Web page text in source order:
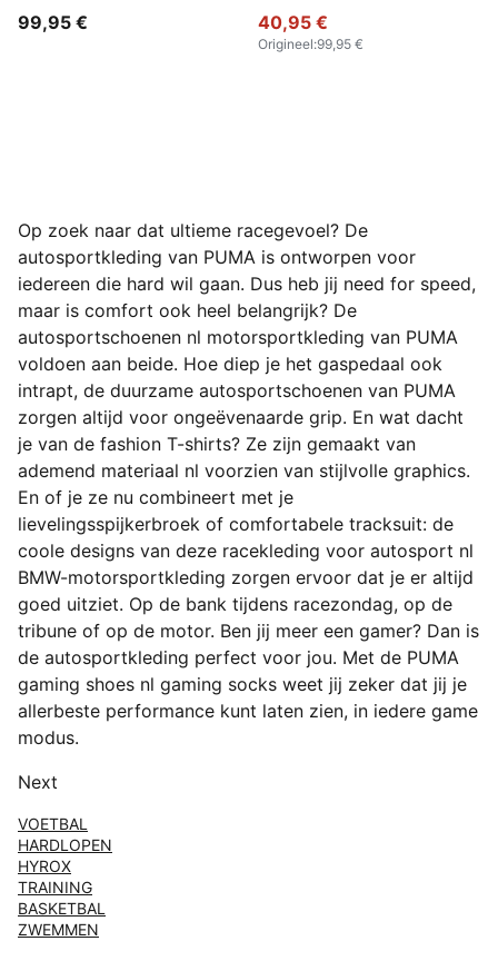
99,95 € 40,95 €
Origineel:99,95 €
Op zoek naar dat ultieme racegevoel? De
autosportkleding van PUMA is ontworpen voor
iedereen die hard wil gaan. Dus heb jij need for speed,
maar is comfort ook heel belangrijk? De
autosportschoenen nl motorsportkleding van PUMA
voldoen aan beide. Hoe diep je het gaspedaal ook
intrapt, de duurzame autosportschoenen van PUMA
zorgen altijd voor ongeëvenaarde grip. En wat dacht
je van de fashion T-shirts? Ze zijn gemaakt van
ademend materiaal nl voorzien van stijlvolle graphics.
En of je ze nu combineert met je
lievelingsspijkerbroek of comfortabele tracksuit: de
coole designs van deze racekleding voor autosport nl
BMW-motorsportkleding zorgen ervoor dat je er altijd
goed uitziet. Op de bank tijdens racezondag, op de
tribune of op de motor. Ben jij meer een gamer? Dan is
de autosportkleding perfect voor jou. Met de PUMA
gaming shoes nl gaming socks weet jij zeker dat jij je
allerbeste performance kunt laten zien, in iedere game
modus.
Next
VOETBAL
HARDLOPEN
HYROX
TRAINING
BASKETBAL
ZWEMMEN